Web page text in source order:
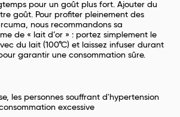
pour un goût plus fort. Ajouter du
goût. Pour profiter pleinement des
nous recommandons sa
de « lait d’or » : portez simplement le
du lait (100°C) et laissez infuser durant
garantir une consommation sûre.
les personnes souffrant d'hypertension
excessive